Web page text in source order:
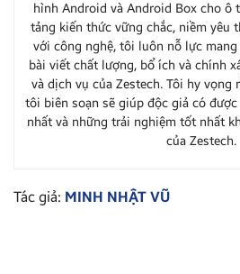
hình Android và Android Box cho ô
tảng kiến thức vững chắc, niềm yêu
với công nghệ, tôi luôn nỗ lực
bài viết chất lượng, bổ ích và chính
và dịch vụ của Zestech. Tôi hy vọng
tôi biên soạn sẽ giúp độc giả có
nhất và những trải nghiệm tốt nhất
của Zestech.
Tác giả: MINH NHẬT VŨ